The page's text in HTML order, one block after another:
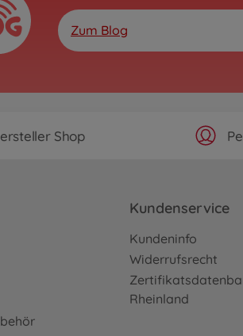
Zum Blog
Shop
Kundenservice
Kundeninfo
Widerrufsrecht
Rheinland